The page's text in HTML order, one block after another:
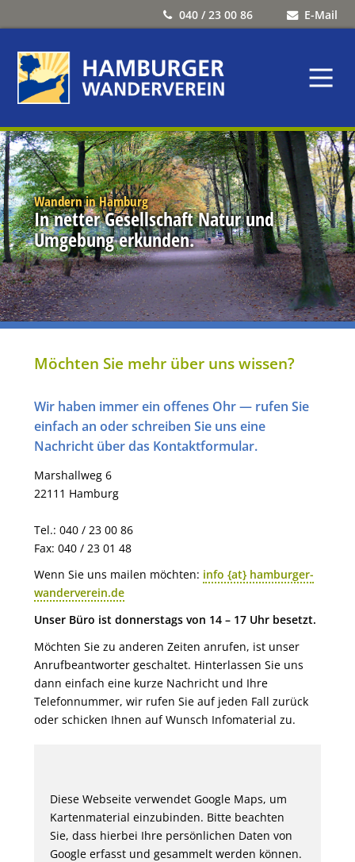
040 / 23 00 86 E-Mail
Wandern in Hamburg
In netter Gesellschaft Natur und
Umgebung erkunden.
Möchten Sie mehr über uns wissen?
Wir haben immer ein offenes Ohr — rufen Sie
einfach an oder schreiben Sie uns eine
Nachricht über das Kontaktformular.
Marshallweg 6
22111 Hamburg
Tel.: 040 / 23 00 86
Fax: 040 / 23 01 48
Wenn Sie uns mailen möchten: info {at} hamburger-
wanderverein.de
Unser Büro ist donnerstags von 14 – 17 Uhr besetzt.
Möchten Sie zu anderen Zeiten anrufen, ist unser
Anrufbeantworter geschaltet. Hinterlassen Sie uns
dann einfach eine kurze Nachricht und Ihre
Telefonnummer, wir rufen Sie auf jeden Fall zurück
oder schicken Ihnen auf Wunsch Infomaterial zu.
Diese Webseite verwendet Google Maps, um
Kartenmaterial einzubinden. Bitte beachten
Sie, dass hierbei Ihre persönlichen Daten von
Google erfasst und gesammelt werden können.